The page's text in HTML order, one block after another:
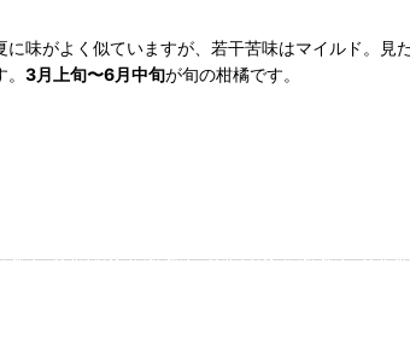
に味がよく似ていますが、若干苦味はマイルド。
。3月上旬〜6月中旬が旬の柑橘です。